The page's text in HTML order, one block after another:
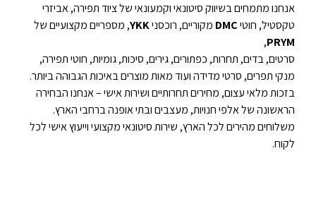
אנחנו מתמחים בשיווק סיטונאי וקמעונאי של ציוד תפירה, אביזרי
טקסטיל, חוטיDMC מקוריים, רוכסניYKK, מספריים מקצועיים של
PRYM
,
סרטים, בדים, תחרות, כפתורים, גירים, סיכות, גומיות, חוטי תפירה,
מנקי תפרים, סרטי מדידה ועוד מאות מוצרים באיכות הגבוהה ביותר.
בזכות מלאי עצום, מחירים תחרותיים ושירות אישי – אנחנו הבחירה
הראשונה של אלפי חנויות, מעצבים ובתי אופנה ברחבי הארץ.
משלוחים מהירים לכל הארץ, שירות סיטונאי מקצועי וייעוץ אישי לכל
לקוח.